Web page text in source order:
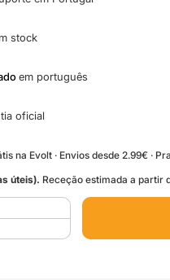
stock
em português
oficial
na Evolt · Envios desde 2.99€ ·
úteis). Receção estimada a partir